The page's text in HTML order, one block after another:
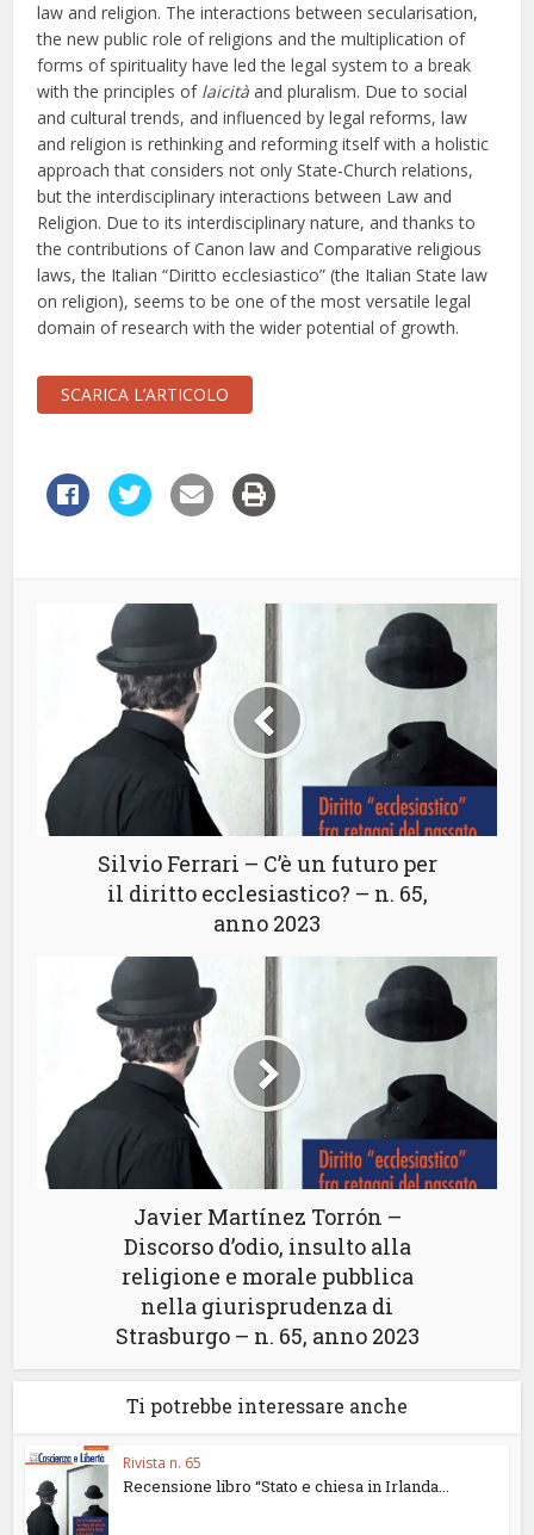
law and religion. The interactions between secularisation,
the new public role of religions and the multiplication of
forms of spirituality have led the legal system to a break
with the principles of laicità and pluralism. Due to social
and cultural trends, and influenced by legal reforms, law
and religion is rethinking and reforming itself with a holistic
approach that considers not only State-Church relations,
but the interdisciplinary interactions between Law and
Religion. Due to its interdisciplinary nature, and thanks to
the contributions of Canon law and Comparative religious
laws, the Italian “Diritto ecclesiastico” (the Italian State law
on religion), seems to be one of the most versatile legal
domain of research with the wider potential of growth.
SCARICA L’ARTICOLO
Silvio Ferrari – C’è un futuro per
il diritto ecclesiastico? – n. 65,
anno 2023
Javier Martínez Torrón –
Discorso d’odio, insulto alla
religione e morale pubblica
nella giurisprudenza di
Strasburgo – n. 65, anno 2023
Ti potrebbe interessare anche
Rivista n. 65
Recensione libro “Stato e chiesa in Irlanda...